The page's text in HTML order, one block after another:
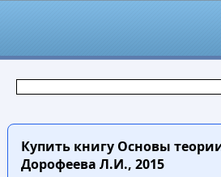
Купить книгуОсновы
Дорофеева Л.И., 2015